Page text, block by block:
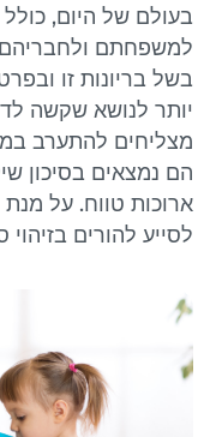
בעולם של היום,
למשפחתם ולחבריהם
בשל בריונות זו
יותר לנושא שקשה
מצליחים להתערב
הם נמצאים בסיכון
ארוכות טווח. על מנת
לסייע להורים בזיהוי